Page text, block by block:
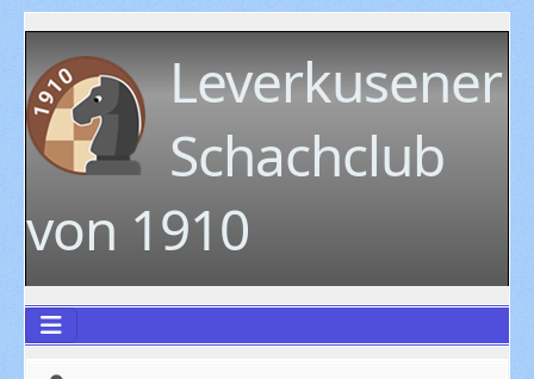
Leverkusener
Schachclub
von 1910